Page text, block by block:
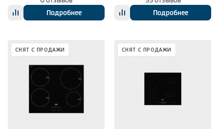
Подробнее
Подробнее
СНЯТ С ПРОДАЖИ СНЯТ С ПРОДАЖИ